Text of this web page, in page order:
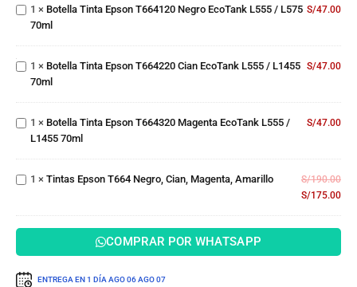
70ml
EcoTank
L575
70ml
1 × Botella Tinta Epson T664120 Negro EcoTank L555 / L575
70ml
S/47.00
Tinta
Epson
Cian
EcoTank
L1455
70ml
1 × Botella Tinta Epson T664220 Cian EcoTank L555 / L1455
70ml
S/47.00
Tinta
Epson
EcoTank
L1455
70ml
1 × Botella Tinta Epson T664320 Magenta EcoTank L555 /
L1455 70ml
S/47.00
Tintas
Epson
Cian,
Amarillo
1 × Tintas Epson T664 Negro, Cian, Magenta, Amarillo S/190.00
S/175.00
COMPRAR POR WHATSAPP
ENTREGA EN 1 DÍA AGO 06AGO 07